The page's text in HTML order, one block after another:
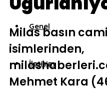
Genel
İletişim
Milas basın
isimlerinden,
Mehmet Kara